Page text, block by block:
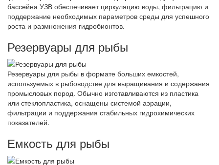
бассейна УЗВ обеспечивает циркуляцию воды, фильтрацию и
поддержание необходимых параметров среды для успешного
роста и размножения гидробионтов.
Резервуары для рыбы
Резервуары для рыбы в формате больших емкостей,
используемых в рыбоводстве для выращивания и содержания
промысловых пород. Обычно изготавливаются из пластика
или стеклопластика, оснащены системой аэрации,
фильтрации и поддержания стабильных гидрохимических
показателей.
Емкость для рыбы